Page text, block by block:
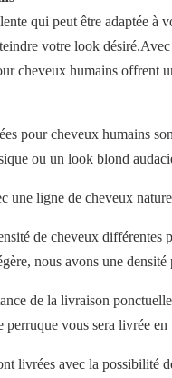
qui peut être adaptée
votre look
cheveux humains offrent
pour cheveux humains
ou un look blond
une ligne de cheveux
de cheveux
nous avons une densité
de la livraison
vous sera livrée en
livrées avec la